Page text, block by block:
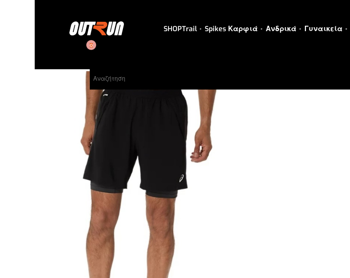
SHOPTrail Spikes Καρφιά Ανδρικά Γυναικεία
0